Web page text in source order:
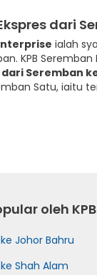
dari
ialah
KPB
dari Seremban
Satu, iaitu
oleh
Johor Bahru
Shah Alam